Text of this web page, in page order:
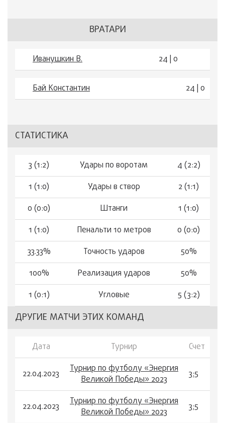
ВРАТАРИ
Иванушкин В. 24 | 0
Бай Константин 24 | 0
СТАТИСТИКА
3 (1:2) Удары по воротам
4 (2:2)
1 (1:0)
Удары в створ
2 (1:1)
0 (0:0)
Штанги
1 (1:0)
1 (1:0)
Пенальти 10 метров
0 (0:0)
33.33%
Точность ударов
50%
100%
Реализация ударов
50%
1 (0:1)
Угловые 5 (3:2)
ДРУГИЕ МАТЧИ ЭТИХ КОМАНД
Дата Турнир Счет
22.04.2023
Турнир по футболу «Энергия
Великой Победы» 2023
3:5
22.04.2023
Турнир по футболу «Энергия
Великой Победы» 2023
3:5